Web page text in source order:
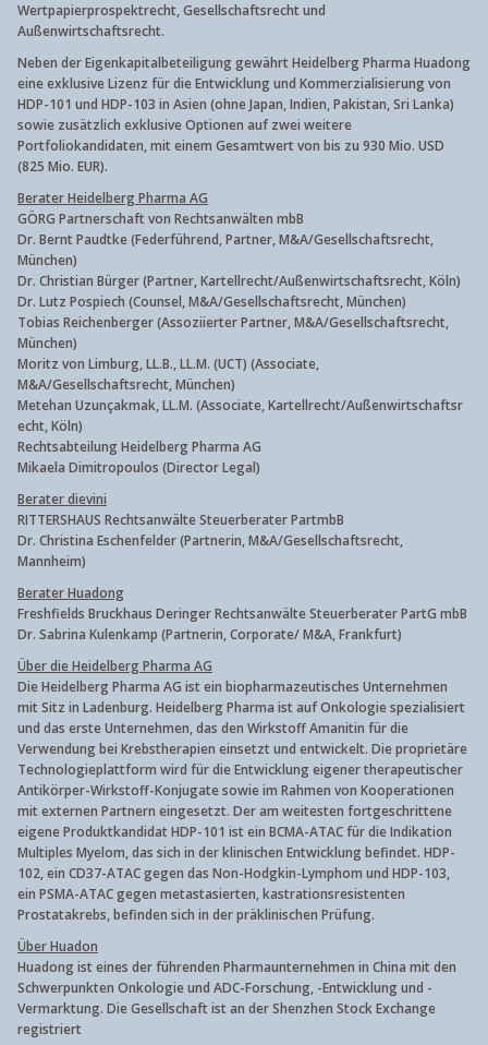
Wertpapierprospektrecht, Gesellschaftsrecht und
Außenwirtschaftsrecht.
Neben der Eigenkapitalbeteiligung gewährt Heidelberg Pharma Huadong
eine exklusive Lizenz für die Entwicklung und Kommerzialisierung von
HDP-101 und HDP-103 in Asien (ohne Japan, Indien, Pakistan, Sri Lanka)
sowie zusätzlich exklusive Optionen auf zwei weitere
Portfoliokandidaten, mit einem Gesamtwert von bis zu 930 Mio. USD
(825 Mio. EUR).
Berater Heidelberg Pharma AG
GÖRG Partnerschaft von Rechtsanwälten mbB
Dr. Bernt Paudtke (Federführend, Partner, M&A/Gesellschaftsrecht,
München)
Dr. Christian Bürger (Partner, Kartellrecht/Außenwirtschaftsrecht, Köln)
Dr. Lutz Pospiech (Counsel, M&A/Gesellschaftsrecht, München)
Tobias Reichenberger (Assoziierter Partner, M&A/Gesellschaftsrecht,
München)
Moritz von Limburg, LL.B., LL.M. (UCT) (Associate,
M&A/Gesellschaftsrecht, München)
Metehan Uzunçakmak, LL.M. (Associate, Kartellrecht/Außenwirtschaftsr
echt, Köln)
Rechtsabteilung Heidelberg Pharma AG
Mikaela Dimitropoulos (Director Legal)
Berater dievini
RITTERSHAUS Rechtsanwälte Steuerberater PartmbB
Dr. Christina Eschenfelder (Partnerin, M&A/Gesellschaftsrecht,
Mannheim)
Berater Huadong
Freshfields Bruckhaus Deringer Rechtsanwälte Steuerberater PartG mbB
Dr. Sabrina Kulenkamp (Partnerin, Corporate/ M&A, Frankfurt)
Über die Heidelberg Pharma AG
Die Heidelberg Pharma AG ist ein biopharmazeutisches Unternehmen
mit Sitz in Ladenburg. Heidelberg Pharma ist auf Onkologie spezialisiert
und das erste Unternehmen, das den Wirkstoff Amanitin für die
Verwendung bei Krebstherapien einsetzt und entwickelt. Die proprietäre
Technologieplattform wird für die Entwicklung eigener therapeutischer
Antikörper-Wirkstoff-Konjugatesowie im Rahmen von Kooperationen
mit externen Partnern eingesetzt. Der am weitesten fortgeschrittene
eigene Produktkandidat HDP-101 ist ein BCMA-ATAC für die Indikation
Multiples Myelom, das sich in der klinischen Entwicklung befindet. HDP-
102, ein CD37-ATAC gegen das Non-Hodgkin-Lymphom und HDP-103,
ein PSMA-ATAC gegen metastasierten, kastrationsresistenten
Prostatakrebs, befinden sich in der präklinischen Prüfung.
Über Huadon
Huadong ist eines der führenden Pharmaunternehmen in China mit den
Schwerpunkten Onkologie und ADC-Forschung, -Entwicklung und -
Vermarktung. Die Gesellschaft ist an der Shenzhen Stock Exchange
registriert